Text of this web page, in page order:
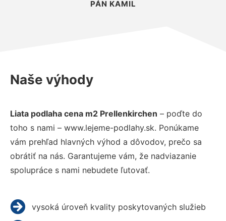
PÁN KAMIL
Naše výhody
Liata podlaha cena m2 Prellenkirchen – poďte do
toho s nami – www.lejeme-podlahy.sk. Ponúkame
vám prehľad hlavných výhod a dôvodov, prečo sa
obrátiť na nás. Garantujeme vám, že nadviazanie
spolupráce s nami nebudete ľutovať.
vysoká úroveň kvality poskytovaných služieb